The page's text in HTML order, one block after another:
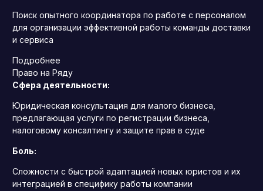
Поиск опытного координатора по работе с персоналом
для организации эффективной работы команды доставки
и сервиса
Подробнее
Право на Ряду
Сфера деятельности:
Юридическая консультация для малого бизнеса,
предлагающая услуги по регистрации бизнеса,
налоговому консалтингу и защите прав в суде
Боль:
Сложности с быстрой адаптацией новых юристов и их
интеграцией в специфику работы компании